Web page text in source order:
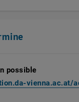
possible
vienna.ac.at/
eine externe URL